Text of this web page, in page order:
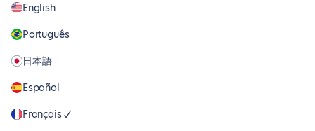
English
Português
日本語
Español
Français